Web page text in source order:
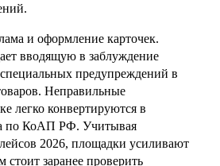
и оформление карточек.
вводящую в заблуждение
предупреждений в
Неправильные
легко конвертируются в
по КоАП РФ. Учитывая
2026, площадки усиливают
заранее проверить